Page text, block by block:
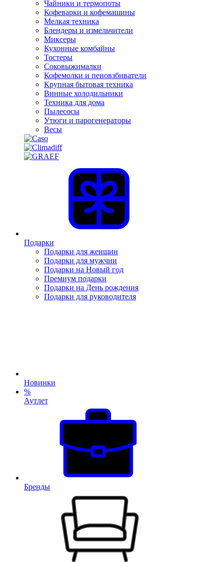
Чайники и термопоты
Кофеварки и кофемашины
Мелкая техника
Блендеры и измельчители
Миксеры
Кухонные комбайны
Тостеры
Соковыжималки
Кофемолки и пеновзбиватели
Крупная бытовая техника
Винные холодильники
Техника для дома
Пылесосы
Утюги и парогенераторы
Весы
Подарки
Подарки для женщин
Подарки для мужчин
Подарки на Новый год
Премиум подарки
Подарки на День рождения
Подарки для руководителя
Новинки
%
Аутлет
Бренды